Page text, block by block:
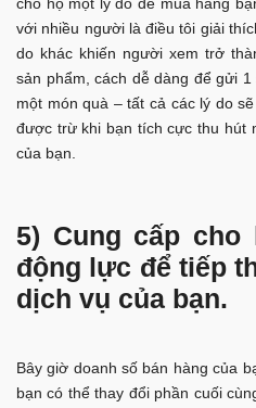
cho họ một lý do để mua hàng
với nhiều người là điều tôi giải
do khác khiến người xem trở
sản phẩm, cách dễ dàng để gửi
một món quà – tất cả các lý do
được trừ khi bạn tích cực thu hút
của bạn.
5) Cung cấp cho
động lực để tiếp
dịch vụ của bạn.
Bây giờ doanh số bán hàng của
bạn có thể thay đổi phần cuối